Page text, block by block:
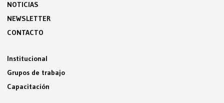
NOTICIAS
NEWSLETTER
CONTACTO
Institucional
Grupos de trabajo
Capacitación